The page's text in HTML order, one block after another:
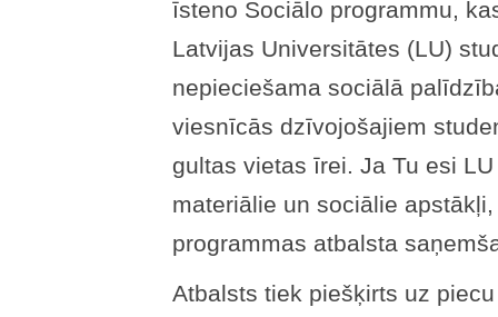
īsteno Sociālo programmu,
Latvijas Universitātes (LU)
nepieciešama sociālā
viesnīcās dzīvojošajiem
gultas vietas īrei. Ja Tu esi
materiālie un sociālie
programmas atbalsta
Atbalsts tiek piešķirts uz